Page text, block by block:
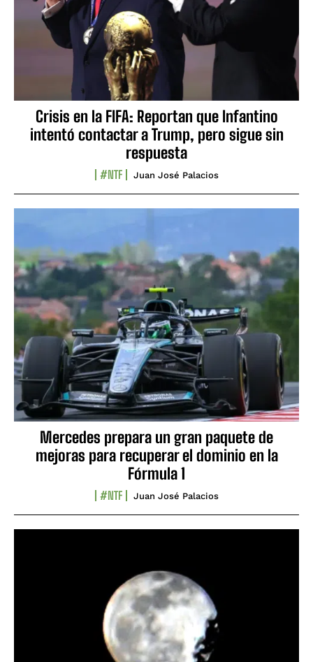
Crisis en la FIFA: Reportan que Infantino
intentó contactar a Trump, pero sigue sin
respuesta
#NTF Juan José Palacios
Mercedes prepara un gran paquete de
mejoras para recuperar el dominio en la
Fórmula 1
#NTF Juan José Palacios